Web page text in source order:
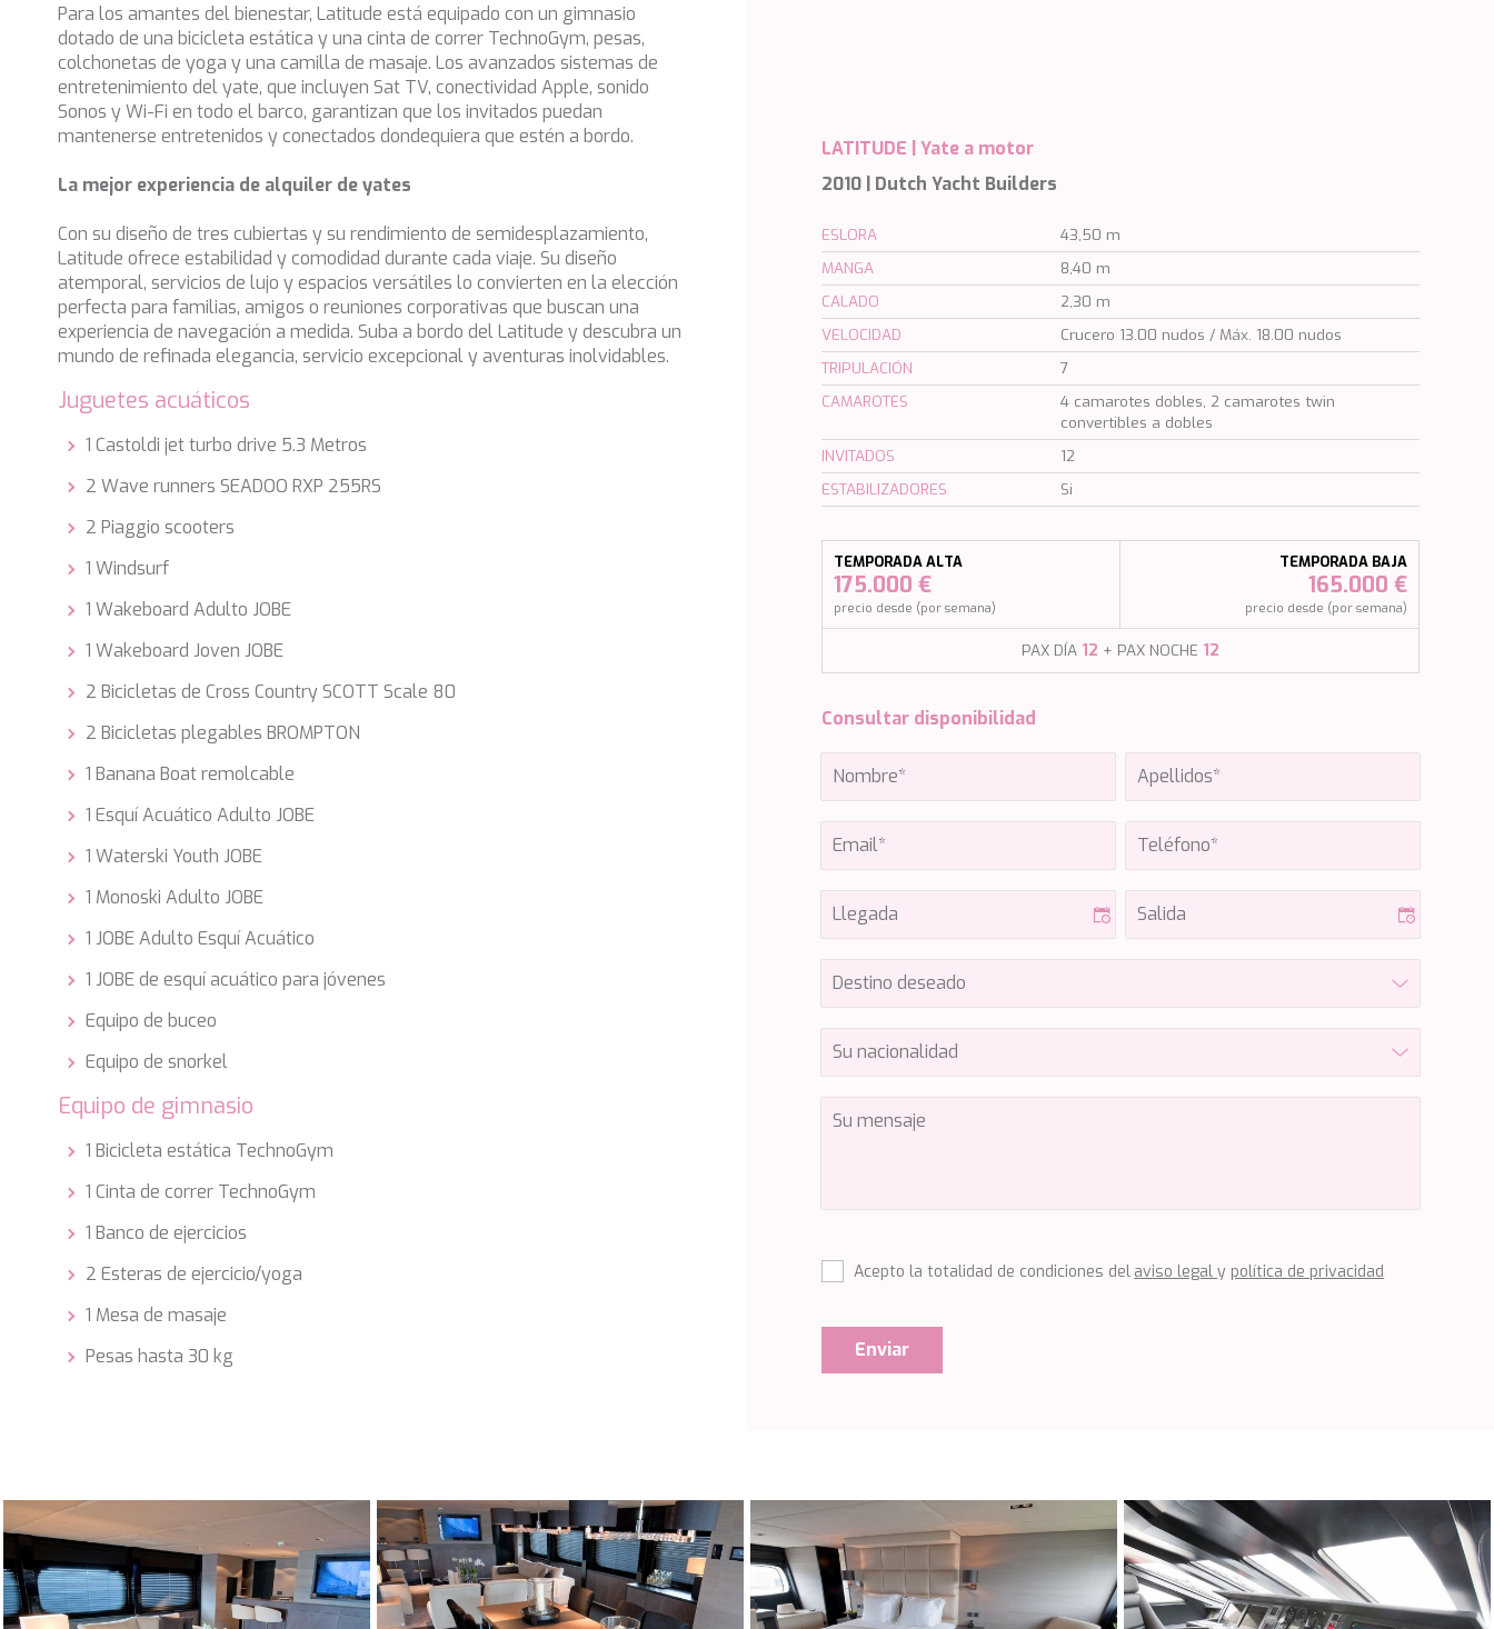
Para los amantes del bienestar, Latitude está equipado con un gimnasio
dotado de una bicicleta estática y una cinta de correr TechnoGym, pesas,
colchonetas de yoga y una camilla de masaje. Los avanzados sistemas de
entretenimiento del yate, que incluyen Sat TV, conectividad Apple, sonido
Sonos y Wi-Fi en todo el barco, garantizan que los invitados puedan
mantenerse entretenidos y conectados dondequiera que estén a bordo.
La mejor experiencia de alquiler de yates
Con su diseño de tres cubiertas y su rendimiento de semidesplazamiento,
Latitude ofrece estabilidad y comodidad durante cada viaje. Su diseño
atemporal, servicios de lujo y espacios versátiles lo convierten en la elección
perfecta para familias, amigos o reuniones corporativas que buscan una
experiencia de navegación a medida. Suba a bordo del Latitude y descubra un
mundo de refinada elegancia, servicio excepcional y aventuras inolvidables.
Juguetes acuáticos
1 Castoldi jet turbo drive 5.3 Metros
2 Wave runners SEADOO RXP 255RS
2 Piaggio scooters
1 Windsurf
1 Wakeboard Adulto JOBE
1 Wakeboard Joven JOBE
2 Bicicletas de Cross Country SCOTT Scale 80
2 Bicicletas plegables BROMPTON
1 Banana Boat remolcable
1 Esquí Acuático Adulto JOBE
1 Waterski Youth JOBE
1 Monoski Adulto JOBE
1 JOBE Adulto Esquí Acuático
1 JOBE de esquí acuático para jóvenes
Equipo de buceo
Equipo de snorkel
Equipo de gimnasio
1 Bicicleta estática TechnoGym
1 Cinta de correr TechnoGym
1 Banco de ejercicios
2 Esteras de ejercicio/yoga
1 Mesa de masaje
Pesas hasta 30 kg
LATITUDE |Yate a motor
2010 | Dutch Yacht Builders
ESLORA
43,50 m
MANGA
8,40 m
CALADO
2,30 m
VELOCIDAD
Crucero 13.00 nudos / Máx. 18.00 nudos
TRIPULACIÓN
7
CAMAROTES
4 camarotes dobles, 2 camarotes twin
convertibles a dobles
INVITADOS
12
ESTABILIZADORES
Si
TEMPORADA ALTA
175.000 €
precio desde (por semana)
TEMPORADA BAJA
165.000 €
precio desde (por semana)
PAX DÍA 12 + PAX NOCHE 12
Consultar disponibilidad
Acepto la totalidad de condiciones del aviso legaly política de privacidad
Enviar